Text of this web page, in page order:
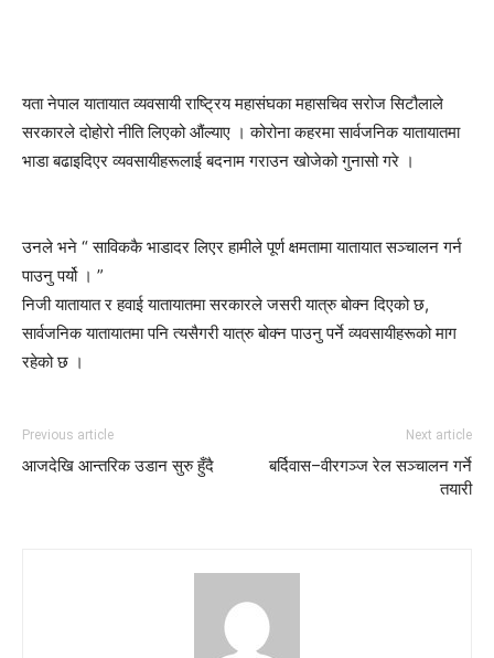
यता नेपाल यातायात व्यवसायी राष्ट्रिय महासंघका महासचिव सरोज सिटौलाले
सरकारले दोहोरो नीति लिएको औंल्याए । कोरोना कहरमा सार्वजनिक यातायातमा
भाडा बढाइदिएर व्यवसायीहरूलाई बदनाम गराउन खोजेको गुनासो गरे ।
उनले भने “ साविककै भाडादर लिएर हामीले पूर्ण क्षमतामा यातायात सञ्चालन गर्न
पाउनु पर्यो । ”
निजी यातायात र हवाई यातायातमा सरकारले जसरी यात्रु बोक्न दिएको छ,
सार्वजनिक यातायातमा पनि त्यसैगरी यात्रु बोक्न पाउनु पर्ने व्यवसायीहरूको माग
रहेको छ ।
Previous article
आजदेखि आन्तरिक उडान सुरु हुँदै
Next article
बर्दिवास–वीरगञ्ज रेल सञ्चालन गर्ने
तयारी